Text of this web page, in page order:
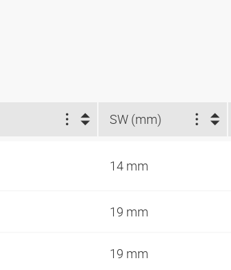
SW (mm)
14 mm
19 mm
19 mm